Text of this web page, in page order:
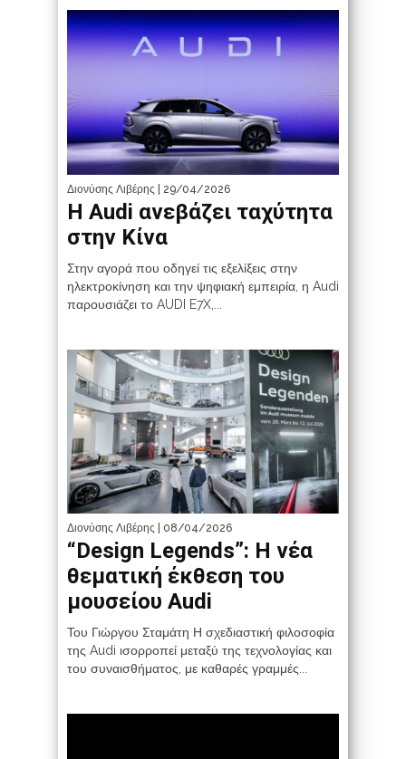
Διονύσης Λιβέρης | 29/04/2026
Η Audi ανεβάζει ταχύτητα
στην Κίνα
Στην αγορά που οδηγεί τις εξελίξεις στην
ηλεκτροκίνηση και την ψηφιακή εμπειρία, η Audi
παρουσιάζει το AUDI E7X,...
Διονύσης Λιβέρης | 08/04/2026
“Design Legends”: Η νέα
θεματική έκθεση του
μουσείου Audi
Του Γιώργου Σταμάτη Η σχεδιαστική φιλοσοφία
της Audi ισορροπεί μεταξύ της τεχνολογίας και
του συναισθήματος, με καθαρές γραμμές...